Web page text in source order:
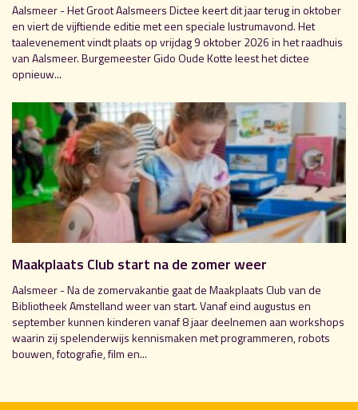
Aalsmeer - Het Groot Aalsmeers Dictee keert dit jaar terug in oktober
en viert de vijftiende editie met een speciale lustrumavond. Het
taalevenement vindt plaats op vrijdag 9 oktober 2026 in het raadhuis
van Aalsmeer. Burgemeester Gido Oude Kotte leest het dictee
opnieuw...
Maakplaats Club start na de zomer weer
Aalsmeer - Na de zomervakantie gaat de Maakplaats Club van de
Bibliotheek Amstelland weer van start. Vanaf eind augustus en
september kunnen kinderen vanaf 8 jaar deelnemen aan workshops
waarin zij spelenderwijs kennismaken met programmeren, robots
bouwen, fotografie, film en...